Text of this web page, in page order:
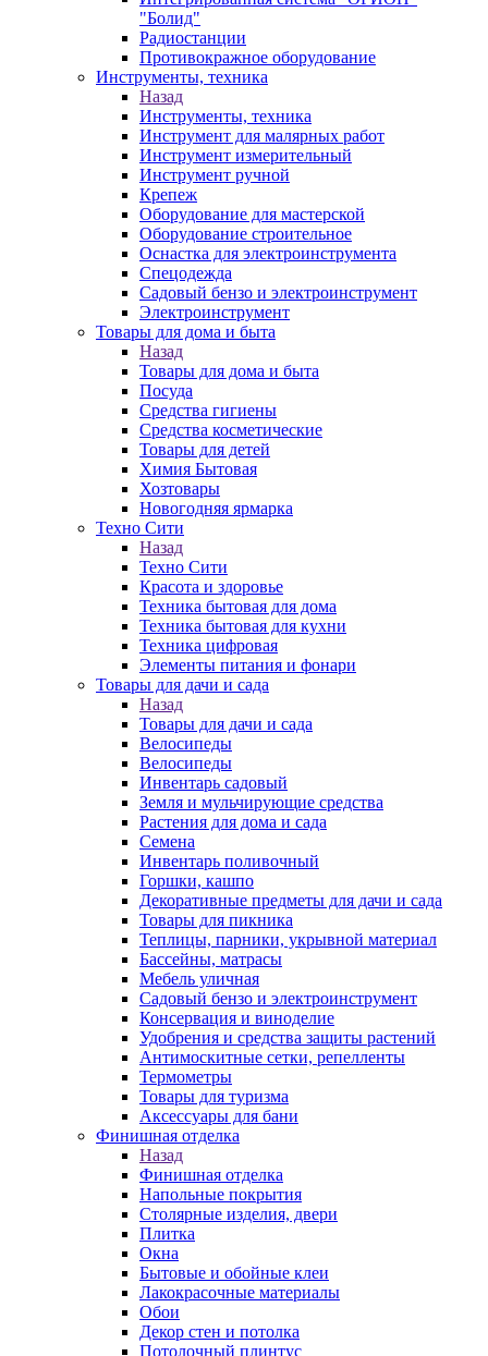
"Болид"
Радиостанции
Противокражное оборудование
Инструменты, техника
Назад
Инструменты, техника
Инструмент для малярных работ
Инструмент измерительный
Инструмент ручной
Крепеж
Оборудование для мастерской
Оборудование строительное
Оснастка для электроинструмента
Спецодежда
Садовый бензо и электроинструмент
Электроинструмент
Товары для дома и быта
Назад
Товары для дома и быта
Посуда
Средства гигиены
Средства косметические
Товары для детей
Химия Бытовая
Хозтовары
Новогодняя ярмарка
Техно Сити
Назад
Техно Сити
Красота и здоровье
Техника бытовая для дома
Техника бытовая для кухни
Техника цифровая
Элементы питания и фонари
Товары для дачи и сада
Назад
Товары для дачи и сада
Велосипеды
Велосипеды
Инвентарь садовый
Земля и мульчирующие средства
Растения для дома и сада
Семена
Инвентарь поливочный
Горшки, кашпо
Декоративные предметы для дачи и сада
Товары для пикника
Теплицы, парники, укрывной материал
Бассейны, матрасы
Мебель уличная
Садовый бензо и электроинструмент
Консервация и виноделие
Удобрения и средства защиты растений
Антимоскитные сетки, репелленты
Термометры
Товары для туризма
Аксессуары для бани
Финишная отделка
Назад
Финишная отделка
Напольные покрытия
Столярные изделия, двери
Плитка
Окна
Бытовые и обойные клеи
Лакокрасочные материалы
Обои
Декор стен и потолка
Потолочный плинтус